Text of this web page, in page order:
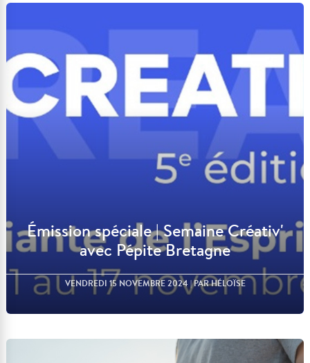
Lire l'article
Émission spéciale | Semaine Créativ'
avec Pépite Bretagne
VENDREDI 15 NOVEMBRE 2024 | PAR HÉLOÏSE